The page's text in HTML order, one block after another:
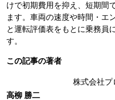
けで初期費用を抑え、短期間
ます。車両の速度や時間・エ
と運転評価表をもとに乗務員
す。
この記事の著者
株式会社
高柳 勝二